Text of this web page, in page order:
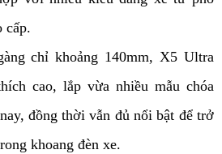
cấp.
chỉ khoảng 140mm, X5 Ultra
cao, lắp vừa nhiều mẫu chóa
đồng thời vẫn đủ nổi bật để trở
khoang đèn xe.